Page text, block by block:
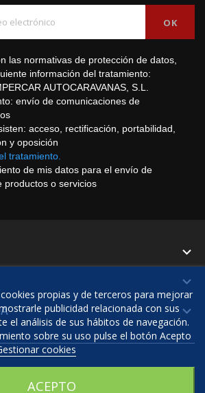
las normativas de protección de datos,
información del tratamiento:
AUTOCARAVANAS, S.L.
envío de comunicaciones de
acceso, rectificación, portabilidad,
y oposición
tratamiento.
de mis datos para el envío de
productos o servicios



propias y de terceros para mejorar
publicidad relacionada con sus
el análisis de sus hábitos de navegación.
sobre su uso pulse el botón Acepto
cookies
ACEPTO
desarrollado por Prestashop™